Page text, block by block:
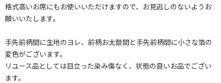
格式高いお席にもお使いいただけますので、お見逃しのないようお
願いいたします。
手先前柄間に生地のヨレ、前柄お太鼓間と手先前柄間に小さな箔の
変色がございます。
リユース品としては目立った染み傷なく、状態の良いお品でござい
ます。